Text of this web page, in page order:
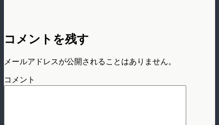
コメントを残す
メールアドレスが公開されることはありません。
コメント